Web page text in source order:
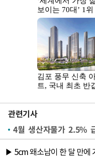
관련기사
4월 생산자물가 2.5%